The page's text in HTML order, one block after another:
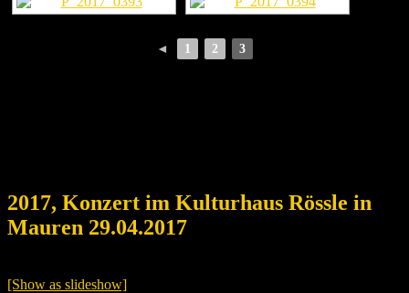
◄ 1 2 3
2017, Konzert im Kulturhaus Rössle in
Mauren 29.04.2017
[Show as slideshow]